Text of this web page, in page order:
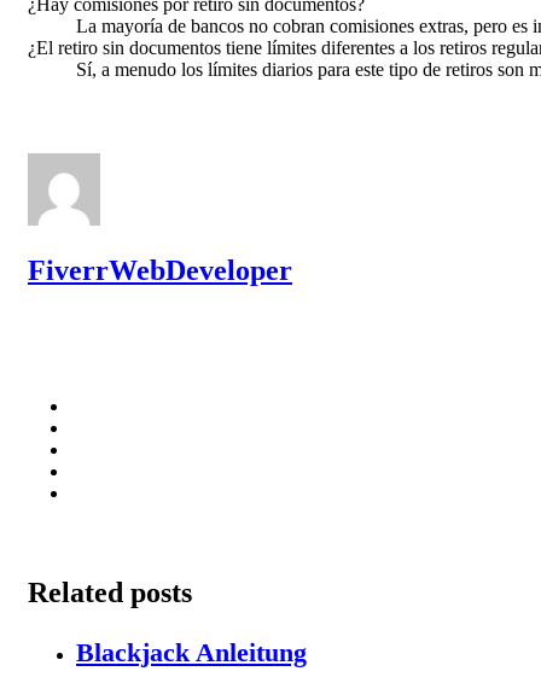
¿Hay comisiones por retiro sin documentos?
La mayoría de bancos no cobran comisiones extras, pero es
¿El retiro sin documentos tiene límites diferentes a los retiros
Sí, a menudo los límites diarios para este tipo de retiros son
FiverrWebDeveloper
Related posts
Blackjack Anleitung